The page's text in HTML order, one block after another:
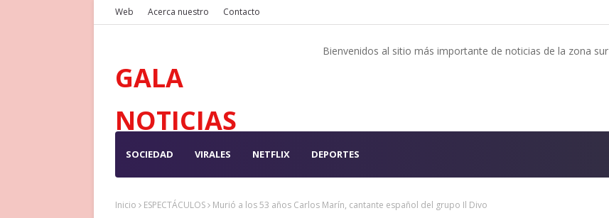
Web Acerca nuestro Contacto
GALA
NOTICIAS
Bienvenidos al sitio más importante de noticias de la zona sur
SOCIEDAD VIRALES NETFLIX DEPORTES
Inicio ESPECTÁCULOS Murió a los 53 años Carlos Marín, cantante español del grupo Il Divo